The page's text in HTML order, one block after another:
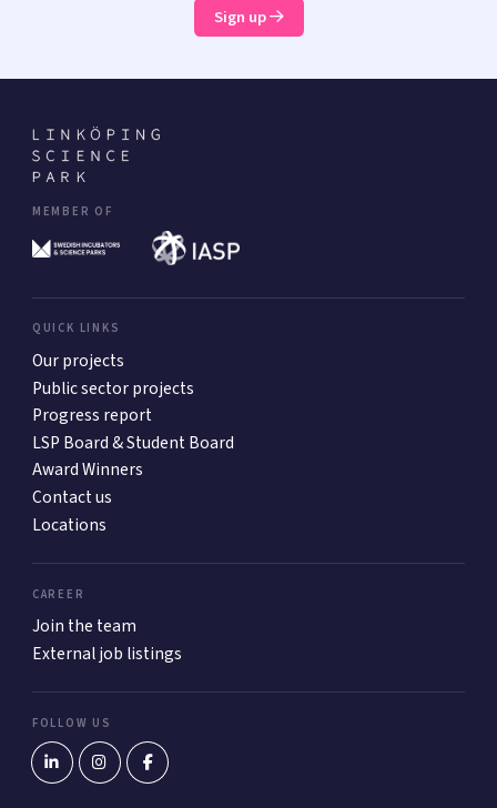
Sign up
MEMBER OF
QUICK LINKS
Our projects
Public sector projects
Progress report
LSP Board & Student Board
Award Winners
Contact us
Locations
CAREER
Join the team
External job listings
FOLLOW US